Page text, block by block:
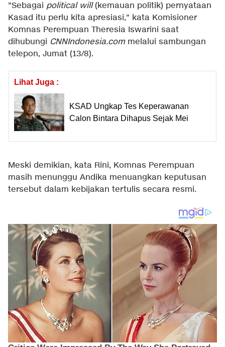
"Sebagai political will(kemauan politik) pernyataan
Kasad itu perlu kita apresiasi," kata Komisioner
Komnas Perempuan Theresia Iswarini saat
dihubungi CNNIndonesia.commelalui sambungan
telepon, Jumat (13/8).
Lihat Juga :
KSAD Ungkap Tes Keperawanan
Calon Bintara Dihapus Sejak Mei
Meski demikian, kata Rini, Komnas Perempuan
masih menunggu Andika menuangkan keputusan
tersebut dalam kebijakan tertulis secara resmi.